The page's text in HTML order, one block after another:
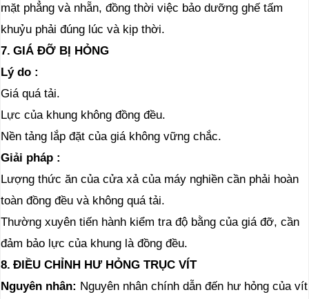
mặt phẳng và nhẵn, đồng thời việc bảo dưỡng ghế tấm
khuỷu phải đúng lúc và kịp thời.
7. GIÁ ĐỠ BỊ HỎNG
Lý do :
Giá quá tải.
Lực của khung không đồng đều.
Nền tảng lắp đặt của giá không vững chắc.
Giải pháp :
Lượng thức ăn của cửa xả của máy nghiền cần phải hoàn
toàn đồng đều và không quá tải.
Thường xuyên tiến hành kiểm tra độ bằng của giá đỡ, cần
đảm bảo lực của khung là đồng đều.
8. ĐIỀU CHỈNH HƯ HỎNG TRỤC VÍT
Nguyên nhân: Nguyên nhân chính dẫn đến hư hỏng của vít